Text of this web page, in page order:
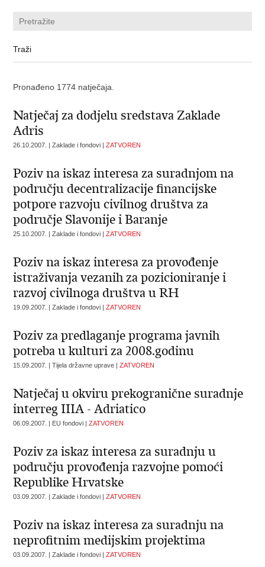
Pronađeno 1774 natječaja.
Natječaj za dodjelu sredstava Zaklade
Adris
26.10.2007. | Zaklade i fondovi |ZATVOREN
Poziv na iskaz interesa za suradnjom na
području decentralizacije financijske
potpore razvoju civilnog društva za
područje Slavonije i Baranje
25.10.2007. | Zaklade i fondovi |ZATVOREN
Poziv na iskaz interesa za provođenje
istraživanja vezanih za pozicioniranje i
razvoj civilnoga društva u RH
19.09.2007. | Zaklade i fondovi |ZATVOREN
Poziv za predlaganje programa javnih
potreba u kulturi za 2008.godinu
15.09.2007. | Tijela državne uprave |ZATVOREN
Natječaj u okviru prekogranične suradnje
interreg IIIA - Adriatico
06.09.2007. | EU fondovi |ZATVOREN
Poziv za iskaz interesa za suradnju u
području provođenja razvojne pomoći
Republike Hrvatske
03.09.2007. | Zaklade i fondovi |ZATVOREN
Poziv na iskaz interesa za suradnju na
neprofitnim medijskim projektima
03.09.2007. | Zaklade i fondovi |ZATVOREN